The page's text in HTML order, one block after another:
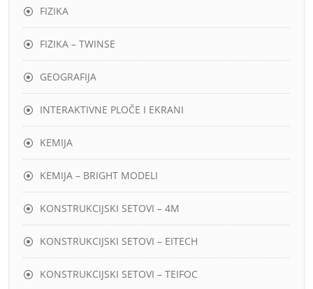
FIZIKA
FIZIKA – TWINSE
GEOGRAFIJA
INTERAKTIVNE PLOČE I EKRANI
KEMIJA
KEMIJA – BRIGHT MODELI
KONSTRUKCIJSKI SETOVI – 4M
KONSTRUKCIJSKI SETOVI – EITECH
KONSTRUKCIJSKI SETOVI – TEIFOC